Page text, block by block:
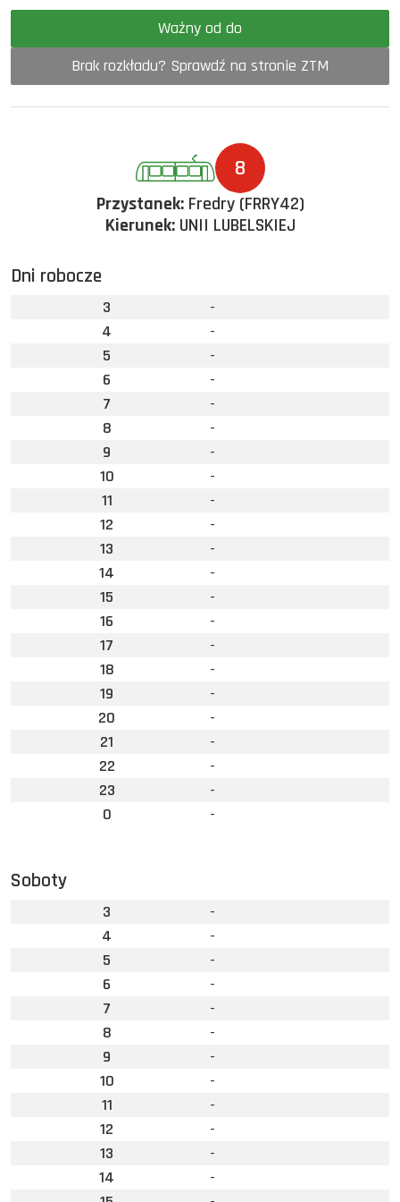
Ważny od do
Brak rozkładu? Sprawdź na stronie ZTM
8
Przystanek:Fredry (FRRY42)
Kierunek:UNII LUBELSKIEJ
Dni robocze
3
-
4
-
5
-
6
-
7
-
8
-
9
-
10
-
11
-
12
-
13
-
14
-
15
-
16
-
17
-
18
-
19
-
20
-
21
-
22
-
23
-
0
-
Soboty
3
-
4
-
5
-
6
-
7
-
8
-
9
-
10
-
11
-
12
-
13
-
14
-